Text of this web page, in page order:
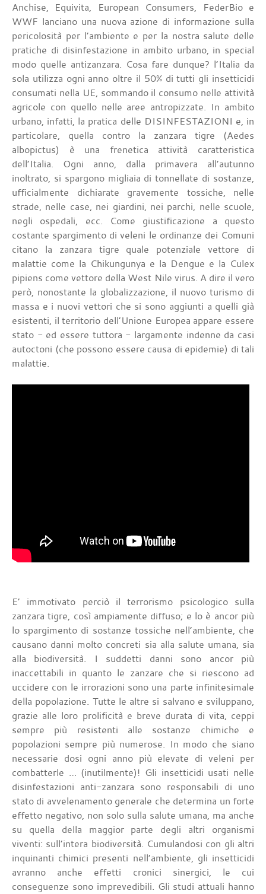
Anchise, Equivita, European Consumers, FederBio e
WWF lanciano una nuova azione di informazione sulla
pericolosità per l’ambiente e per la nostra salute delle
pratiche di disinfestazione in ambito urbano, in special
modo quelle antizanzara. Cosa fare dunque? l’Italia da
sola utilizza ogni anno oltre il 50% di tutti gli insetticidi
consumati nella UE, sommando il consumo nelle attività
agricole con quello nelle aree antropizzate. In ambito
urbano, infatti, la pratica delle DISINFESTAZIONI e, in
particolare, quella contro la zanzara tigre (Aedes
albopictus) è una frenetica attività caratteristica
dell’Italia. Ogni anno, dalla primavera all’autunno
inoltrato, si spargono migliaia di tonnellate di sostanze,
ufficialmente dichiarate gravemente tossiche, nelle
strade, nelle case, nei giardini, nei parchi, nelle scuole,
negli ospedali, ecc. Come giustificazione a questo
costante spargimento di veleni le ordinanze dei Comuni
citano la zanzara tigre quale potenziale vettore di
malattie come la Chikungunya e la Dengue e la Culex
pipiens come vettore della West Nile virus. A dire il vero
però, nonostante la globalizzazione, il nuovo turismo di
massa e i nuovi vettori che si sono aggiunti a quelli già
esistenti, il territorio dell’Unione Europea appare essere
stato - ed essere tuttora - largamente indenne da casi
autoctoni (che possono essere causa di epidemie) di tali
malattie.
E’ immotivato perciò il terrorismo psicologico sulla
zanzara tigre, così ampiamente diffuso; e lo è ancor più
lo spargimento di sostanze tossiche nell’ambiente, che
causano danni molto concreti sia alla salute umana, sia
alla biodiversità. I suddetti danni sono ancor più
inaccettabili in quanto le zanzare che si riescono ad
uccidere con le irrorazioni sono una parte infinitesimale
della popolazione. Tutte le altre si salvano e sviluppano,
grazie alle loro prolificità e breve durata di vita, ceppi
sempre più resistenti alle sostanze chimiche e
popolazioni sempre più numerose. In modo che siano
necessarie dosi ogni anno più elevate di veleni per
combatterle … (inutilmente)! Gli insetticidi usati nelle
disinfestazioni anti-zanzara sono responsabili di uno
stato di avvelenamento generale che determina un forte
effetto negativo, non solo sulla salute umana, ma anche
su quella della maggior parte degli altri organismi
viventi: sull’intera biodiversità. Cumulandosi con gli altri
inquinanti chimici presenti nell’ambiente, gli insetticidi
avranno anche effetti cronici sinergici, le cui
conseguenze sono imprevedibili. Gli studi attuali hanno